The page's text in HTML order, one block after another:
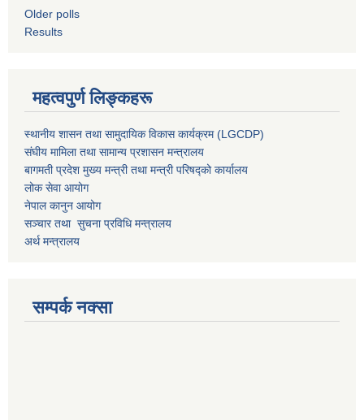
Older polls
Results
महत्वपुर्ण लिङ्कहरू
स्थानीय शासन तथा सामुदायिक विकास कार्यक्रम (LGCDP)
संघीय मामिला तथा सामान्य प्रशासन मन्त्रालय
बागमती प्रदेश मुख्य मन्त्री तथा मन्त्री परिषद्को कार्यालय
लोक सेवा आयोग
नेपाल कानुन आयोग
सञ्चार तथा सुचना प्रविधि मन्त्रालय
अर्थ मन्त्रालय
सम्पर्क नक्सा